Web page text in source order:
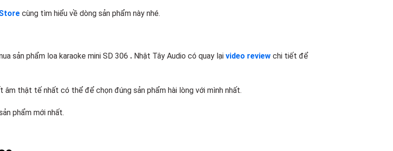
cùng tìm hiểu về dòng sản phẩm này nhé.
sản phẩm loa karaoke mini SD 306 . Nhật Tây Audio có quay lại video review chi tiết để
âm thật tế nhất có thể để chọn đúng sản phẩm hài lòng với mình nhất.
phẩm mới nhất.